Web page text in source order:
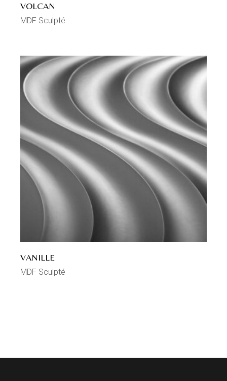
VOLCAN
MDF Sculpté
VANILLE
MDF Sculpté